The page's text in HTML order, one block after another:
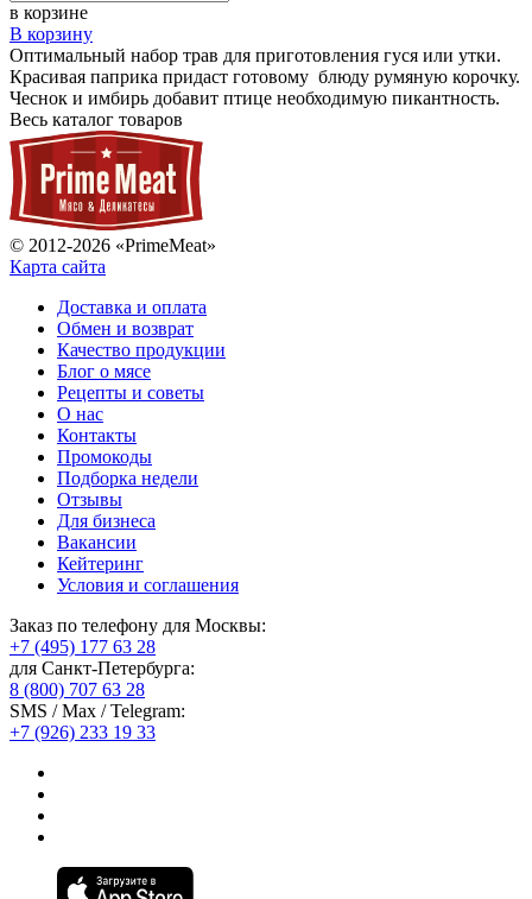
в корзине
В корзину
Оптимальный набор трав для приготовления гуся или утки.
Красивая паприка придаст готовому блюду румяную корочку.
Чеснок и имбирь добавит птице необходимую пикантность.
Весь каталог товаров
© 2012-2026 «PrimeMeat»
Карта сайта
Доставка и оплата
Обмен и возврат
Качество продукции
Блог о мясе
Рецепты и советы
О нас
Контакты
Промокоды
Подборка недели
Отзывы
Для бизнеса
Вакансии
Кейтеринг
Условия и соглашения
Заказ по телефону для Москвы:
+7 (495) 177 63 28
для Санкт-Петербурга:
8 (800) 707 63 28
SMS / Max / Telegram:
+7 (926) 233 19 33